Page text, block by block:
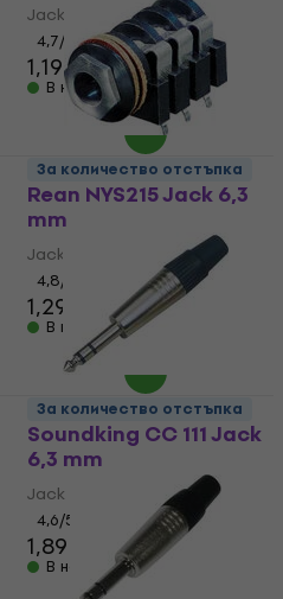
Jack 6,3 mm
4,7/5
1,19 €1,29 €
В наличност
Rean NYS215 Jack 6,3
mm
Jack 6,3 mm
4,8/5
1,29 € 1,69 €
В наличност
За количество отстъпка
Soundking CC 111 Jack
6,3 mm
Jack 6,3 mm
4,6/5
1,89 €
В наличност
За количество отстъпка